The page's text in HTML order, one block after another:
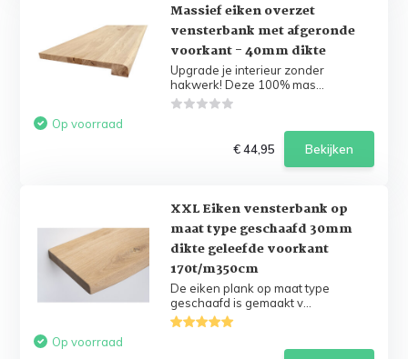
Massief eiken overzet
vensterbank met afgeronde
voorkant - 40mm dikte
Upgrade je interieur zonder
hakwerk! Deze 100% mas...
Op voorraad
€ 44,95
Bekijken
XXL Eiken vensterbank op
maat type geschaafd 30mm
dikte geleefde voorkant
170t/m350cm
De eiken plank op maat type
geschaafd is gemaakt v...
Op voorraad